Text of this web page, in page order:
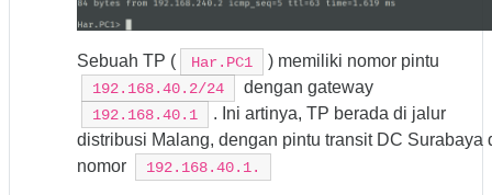
Sebuah TP ( Har.PC1 ) memiliki nomor pintu
192.168.40.2/24 dengan gateway
192.168.40.1
. Ini artinya, TP berada di jalur
distribusi Malang, dengan pintu transit DC Surabaya
nomor
192.168.40.1.